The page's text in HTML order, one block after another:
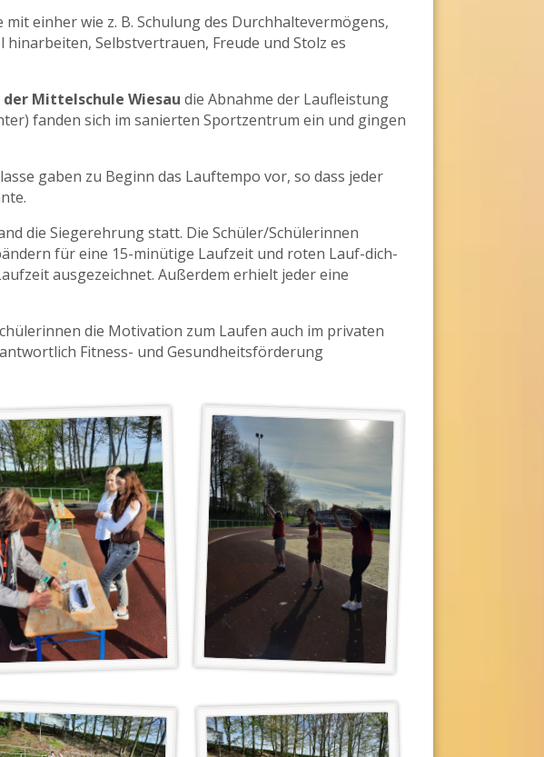
einher wie z. B. Schulung des Durchhaltevermögens,
Selbstvertrauen, Freude und Stolz es
der Mittelschule Wiesau die Abnahme der Laufleistung
fanden sich im sanierten Sportzentrum ein und gingen
gaben zu Beginn das Lauftempo vor, so dass jeder
die Siegerehrung statt. Die Schüler/Schülerinnen
für eine 15-minütige Laufzeit und roten Lauf-dich-
ausgezeichnet. Außerdem erhielt jeder eine
die Motivation zum Laufen auch im privaten
Fitness- und Gesundheitsförderung